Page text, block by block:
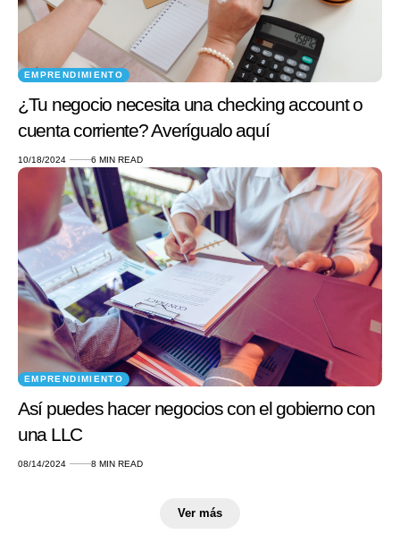
EMPRENDIMIENTO
¿Tu negocio necesita una checking account o
cuenta corriente? Averígualo aquí
10/18/2024 6 MIN READ
EMPRENDIMIENTO
Así puedes hacer negocios con el gobierno con
una LLC
08/14/2024 8 MIN READ
Ver más